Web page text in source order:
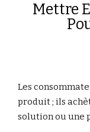
Mettre
Les
produit ; ils
solution ou une